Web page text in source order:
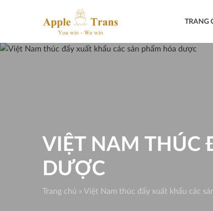
TRANG
VIỆT NAM THÚC
DƯỢC
Trang chủ » Việt Nam thúc đẩy xuất khẩu các